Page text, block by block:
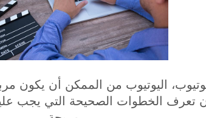
اليوتيوب من الممكن أن يكون
تعرف الخطوات الصحيحة التي يجب